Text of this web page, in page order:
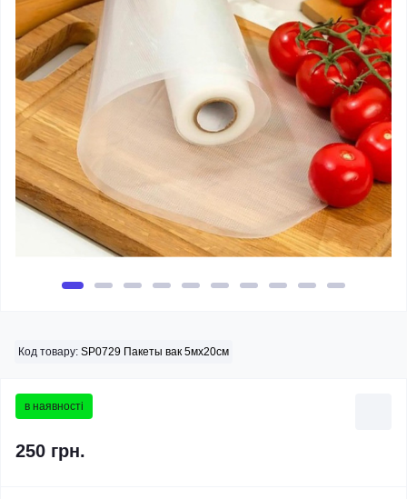
Код товару: SP0729 Пакеты вак 5мх20см
в наявності
250 грн.